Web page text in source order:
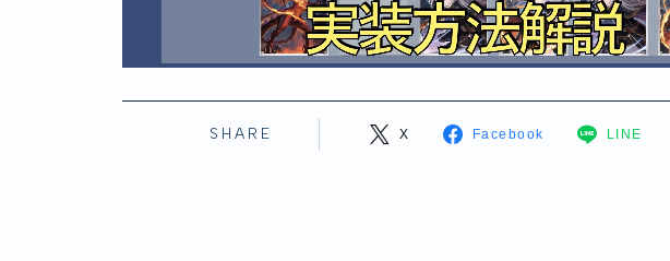
SHARE X Facebook LINE